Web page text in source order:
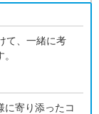
て、一緒に考
に寄り添ったコ